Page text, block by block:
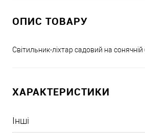
ОПИС ТОВАРУ
Світильник-ліхтар садовий на
ХАРАКТЕРИСТИКИ
Інші